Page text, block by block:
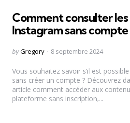
Comment consulter
Instagram sans compte
Posted
byGregory 8 septembre 2024
Vous souhaitez savoir s’il est
sans créer un compte ? Découvrez
article comment accéder aux
plateforme sans inscription,...